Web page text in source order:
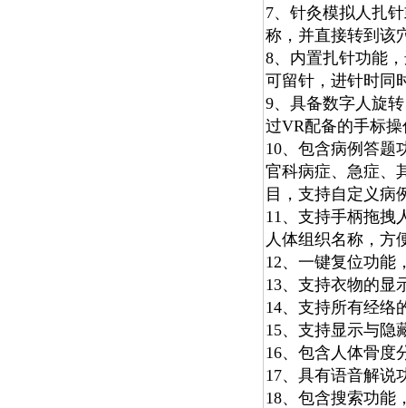
7、针灸模拟人扎
称，并直接转到该
8、内置扎针功能
可留针，进针时同
9、具备数字人旋
过VR配备的手标
10、包含病例答题
官科病症、急症、
目，支持自定义病
11、支持手柄拖拽
人体组织名称，方
12、一键复位功能
13、支持衣物的显
14、支持所有经络
15、支持显示与隐
16、包含人体骨度
17、具有语音解说
18、包含搜索功能